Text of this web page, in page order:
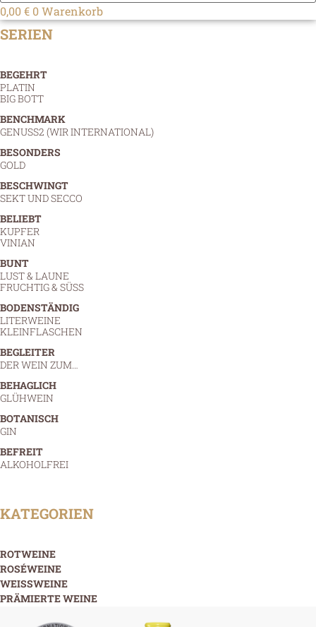
0,00€ 0Warenkorb
SERIEN
BEGEHRT
PLATIN
BIG BOTT
BENCHMARK
GENUSS2 (WIR INTERNATIONAL)
BESONDERS
GOLD
BESCHWINGT
SEKT UND SECCO
BELIEBT
KUPFER
VINIAN
BUNT
LUST & LAUNE
FRUCHTIG & SÜSS
BODENSTÄNDIG
LITERWEINE
KLEINFLASCHEN
BEGLEITER
DER WEIN ZUM…
BEHAGLICH
GLÜHWEIN
BOTANISCH
GIN
BEFREIT
ALKOHOLFREI
KATEGORIEN
ROTWEINE
ROSÉWEINE
WEISSWEINE
PRÄMIERTE WEINE